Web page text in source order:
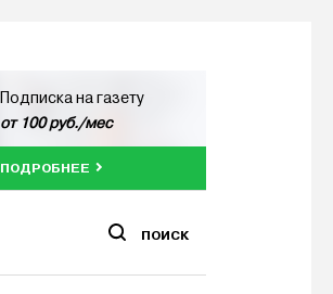
Подписка на газету
от 100 руб./мес
ПОДРОБНЕЕ
ПОИСК